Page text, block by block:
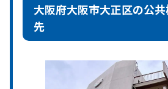
大阪府大阪市大正区の公
先